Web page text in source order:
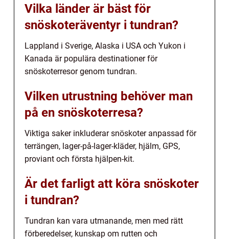
Vilka länder är bäst för
snöskoteräventyr i tundran?
Lappland i Sverige, Alaska i USA och Yukon i
Kanada är populära destinationer för
snöskoterresor genom tundran.
Vilken utrustning behöver man
på en snöskoterresa?
Viktiga saker inkluderar snöskoter anpassad för
terrängen, lager-på-lager-kläder, hjälm, GPS,
proviant och första hjälpen-kit.
Är det farligt att köra snöskoter
i tundran?
Tundran kan vara utmanande, men med rätt
förberedelser, kunskap om rutten och